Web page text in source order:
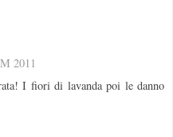
2011
I fiori di lavanda poi le danno